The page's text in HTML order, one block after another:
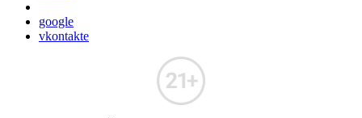
google
vkontakte